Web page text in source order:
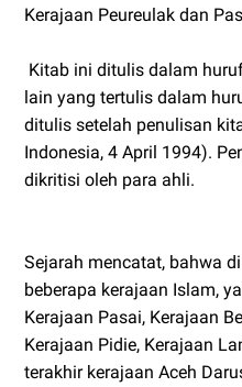
Kerajaan Peureulak dan
Kitab ini ditulis dalam
lain yang tertulis dalam
ditulis setelah penulisan
Indonesia, 4 April 1994).
dikritisi oleh para ahli.
Sejarah mencatat, bahwa
beberapa kerajaan Islam,
Kerajaan Pasai, Kerajaan
Kerajaan Pidie, Kerajaan
terakhir kerajaan Aceh